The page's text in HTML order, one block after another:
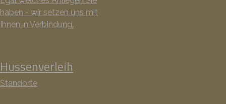
haben - wir setzen uns mit
Ihnen in Verbindung.
Hussenverleih
Standorte